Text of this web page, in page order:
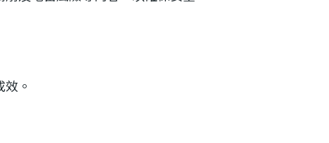
。